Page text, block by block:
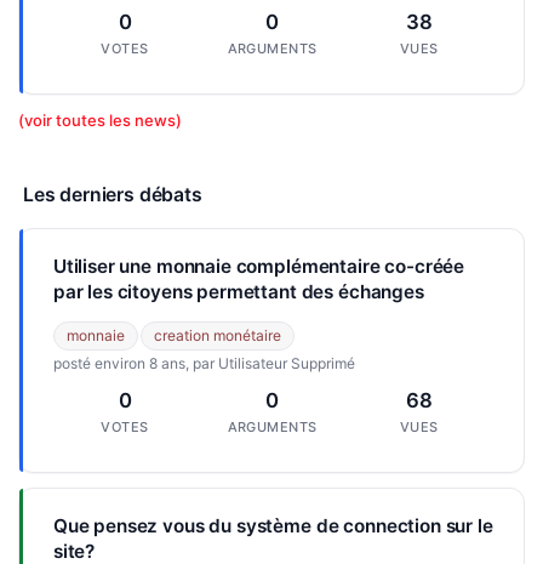
0
VOTES
0
ARGUMENTS
38
VUES
(voir toutes les news)
Les derniers débats
0
VOTES
0
ARGUMENTS
68
VUES
Utiliser une monnaie complémentaire co-créée
par les citoyens permettant des échanges
monnaie
creation monétaire
posté environ 8 ans, par Utilisateur Supprimé
Que pensez vous du système de connection sur le
site?